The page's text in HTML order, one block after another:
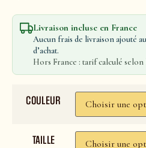
Livraison incluse en France
Aucun frais de livraison ajouté
d’achat.
Hors France : tarif calculé selon
COULEUR
TAILLE